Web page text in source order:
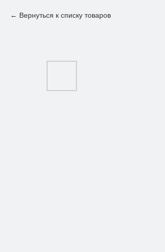
Вернуться к списку товаров